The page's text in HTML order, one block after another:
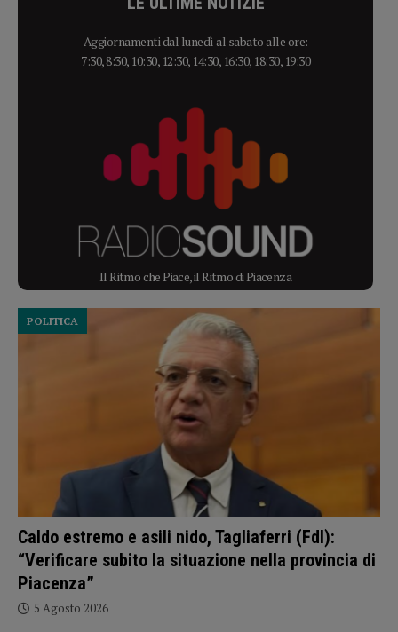
Aggiornamenti dal lunedì al sabato alle ore:
7:30, 8:30, 10:30, 12:30, 14:30, 16:30, 18:30, 19:30
Il Ritmo che Piace, il Ritmo di Piacenza
Caldo estremo e asili nido, Tagliaferri (FdI):
“Verificare subito la situazione nella provincia di
Piacenza”
POLITICA
5 Agosto 2026